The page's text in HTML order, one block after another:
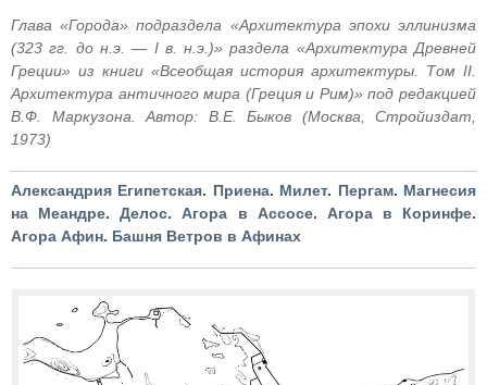
Глава «Города» подраздела «Архитектура эпохи эллинизма
(323 гг. до н.э. — I в. н.э.)» раздела «Архитектура Древней
Греции» из книги «Всеобщая история архитектуры. Том II.
Архитектура античного мира (Греция и Рим)» под редакцией
В.Ф. Маркузона. Автор: В.Е. Быков (Москва, Стройиздат,
1973)
Александрия Египетская. Приена. Милет. Пергам. Магнесия
на Меандре.Делос.Агора в Ассосе. Агора в Коринфе.
Агора Афин. Башня Ветров в Афинах​